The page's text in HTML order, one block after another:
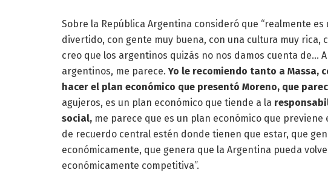
Sobre la República Argentina consideró que “realmente
divertido, con gente muy buena, con una cultura muy rica,
creo que los argentinos quizás no nos damos cuenta de…
argentinos, me parece.Yo le recomiendo tanto a Massa,
hacer el plan económico que presentó Moreno, que
agujeros, es un plan económico que tiende a la
social, me parece que es un plan económico que
de recuerdo central estén donde tienen que estar, que
económicamente, que genera que la Argentina pueda
económicamente competitiva”.